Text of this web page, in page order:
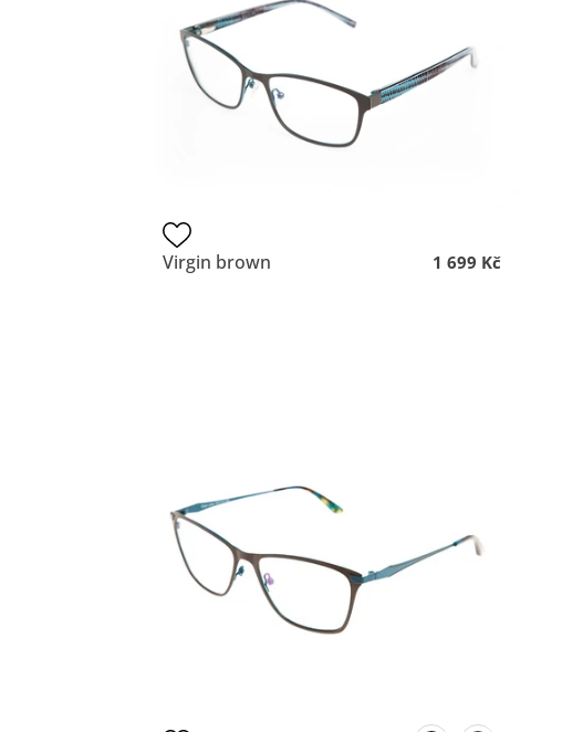
Virgin brown 1 699 Kč